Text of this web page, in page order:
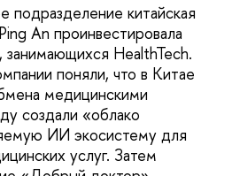
подразделение китайская
An проинвестировала
занимающихся HealthTech.
поняли, что в Китае
медицинскими
создали «облако
ИИ экосистему для
услуг. Затем